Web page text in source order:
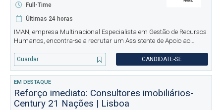
Full-Time
Últimas 24 horas
IMAN, empresa Multinacional Especialista em Gestão de Recursos
Humanos, encontra-se a recrutar um Assistente de Apoio ao
(segunda a sexta-feira) As suas principais responsabilidades
Guardar CANDIDATE-SE
EM DESTAQUE
Reforço imediato: Consultores imobiliários-
Century 21 Nações | Lisboa